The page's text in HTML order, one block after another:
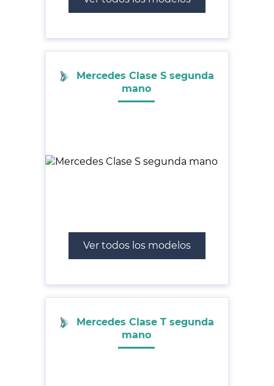
Mercedes Clase S segunda
mano
Ver todos los modelos
Mercedes Clase T segunda
mano